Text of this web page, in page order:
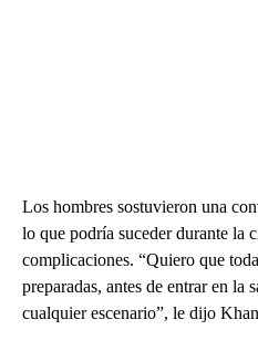
Los hombres sostuvieron una
lo que podría suceder durante la
complicaciones. “Quiero que
preparadas, antes de entrar en la
cualquier escenario”, le dijo